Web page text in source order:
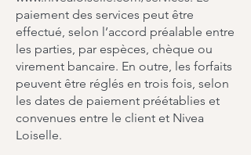
paiement des services peut être
effectué, selon l’accord préalable entre
les parties, par espèces, chèque ou
virement bancaire. En outre, les forfaits
peuvent être réglés en trois fois, selon
les dates de paiement préétablies et
convenues entre le client et Nivea
Loiselle.